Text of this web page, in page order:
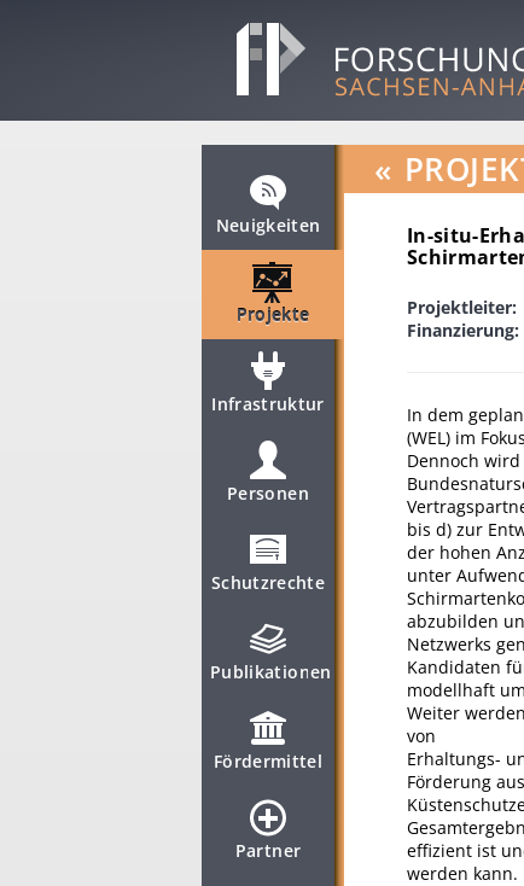
Neuigkeiten
Projekte
Infrastruktur
Personen
Schutzrechte
Publikationen
Fördermittel
Partner
«
In-situ-
Projektleiter:
Finanzierung:
In dem
(WEL) im
Dennoch
bis d) zur
der hohen
unter
abzubilden
Netzwerks
Kandidaten
modellhaft
Weiter
von
Erhaltungs-
Förderung
effizient ist
werden kann.